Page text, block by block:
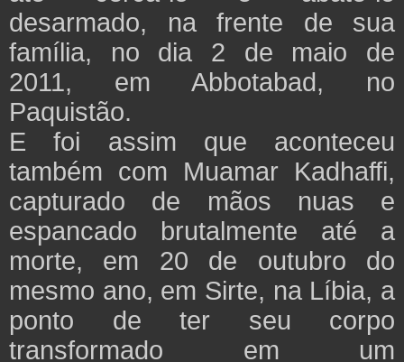
desarmado, na frente de sua
família, no dia 2 de maio de
2011, em Abbotabad, no
Paquistão.
E foi assim que aconteceu
também com Muamar Kadhaffi,
capturado de mãos nuas e
espancado brutalmente até a
morte, em 20 de outubro do
mesmo ano, em Sirte, na Líbia, a
ponto de ter seu corpo
transformado em um